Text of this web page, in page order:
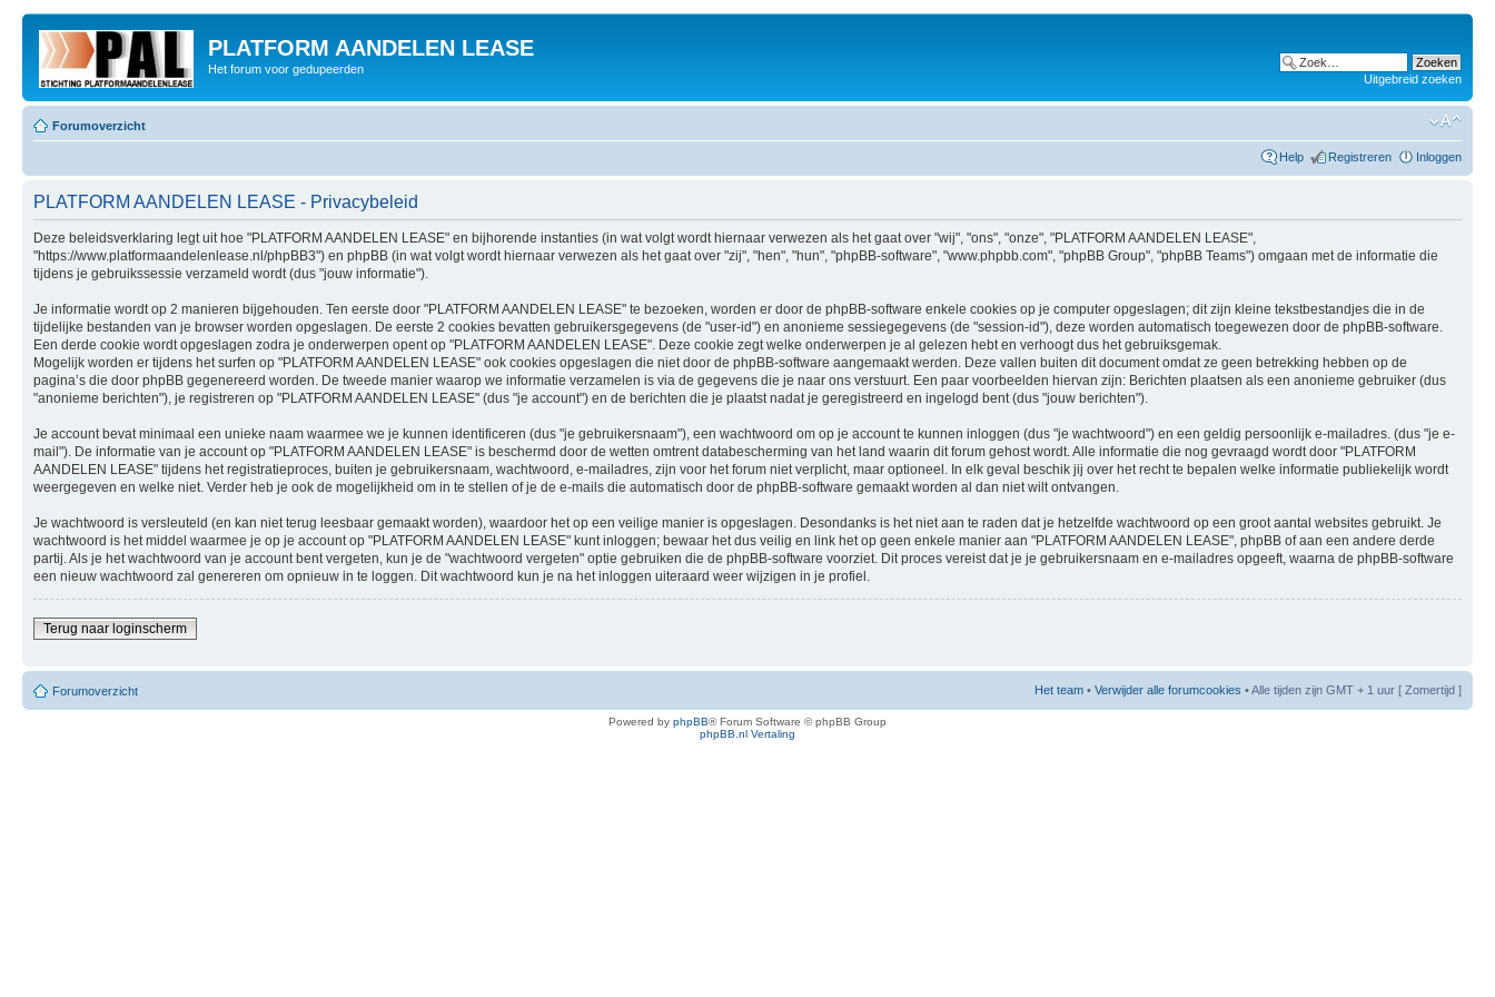
PLATFORM AANDELEN LEASE
Het forum voor gedupeerden
Uitgebreid zoeken
Forumoverzicht
Help Registreren Inloggen
PLATFORM AANDELEN LEASE - Privacybeleid
Deze beleidsverklaring legt uit hoe "PLATFORM AANDELEN LEASE" en bijhorende instanties (in wat volgt wordt hiernaar verwezen als het gaat over "wij", "ons", "onze", "PLATFORM AANDELEN LEASE",
"https://www.platformaandelenlease.nl/phpBB3") en phpBB (in wat volgt wordt hiernaar verwezen als het gaat over "zij", "hen", "hun", "phpBB-software", "www.phpbb.com", "phpBB Group", "phpBB Teams") omgaan met de informatie die
tijdens je gebruikssessie verzameld wordt (dus "jouw informatie").
Je informatie wordt op 2 manieren bijgehouden. Ten eerste door "PLATFORM AANDELEN LEASE" te bezoeken, worden er door de phpBB-software enkele cookies op je computer opgeslagen; dit zijn kleine tekstbestandjes die in de
tijdelijke bestanden van je browser worden opgeslagen. De eerste 2 cookies bevatten gebruikersgegevens (de "user-id") en anonieme sessiegegevens (de "session-id"), deze worden automatisch toegewezen door de phpBB-software.
Een derde cookie wordt opgeslagen zodra je onderwerpen opent op "PLATFORM AANDELEN LEASE". Deze cookie zegt welke onderwerpen je al gelezen hebt en verhoogt dus het gebruiksgemak.
Mogelijk worden er tijdens het surfen op "PLATFORM AANDELEN LEASE" ook cookies opgeslagen die niet door de phpBB-software aangemaakt werden. Deze vallen buiten dit document omdat ze geen betrekking hebben op de
pagina’s die door phpBB gegenereerd worden. De tweede manier waarop we informatie verzamelen is via de gegevens die je naar ons verstuurt. Een paar voorbeelden hiervan zijn: Berichten plaatsen als een anonieme gebruiker (dus
"anonieme berichten"), je registreren op "PLATFORM AANDELEN LEASE" (dus "je account") en de berichten die je plaatst nadat je geregistreerd en ingelogd bent (dus "jouw berichten").
Je account bevat minimaal een unieke naam waarmee we je kunnen identificeren (dus "je gebruikersnaam"), een wachtwoord om op je account te kunnen inloggen (dus "je wachtwoord") en een geldig persoonlijk e-mailadres. (dus "je e-
mail"). De informatie van je account op "PLATFORM AANDELEN LEASE" is beschermd door de wetten omtrent databescherming van het land waarin dit forum gehost wordt. Alle informatie die nog gevraagd wordt door "PLATFORM
AANDELEN LEASE" tijdens het registratieproces, buiten je gebruikersnaam, wachtwoord, e-mailadres, zijn voor het forum niet verplicht, maar optioneel. In elk geval beschik jij over het recht te bepalen welke informatie publiekelijk wordt
weergegeven en welke niet. Verder heb je ook de mogelijkheid om in te stellen of je de e-mails die automatisch door de phpBB-software gemaakt worden al dan niet wilt ontvangen.
Je wachtwoord is versleuteld (en kan niet terug leesbaar gemaakt worden), waardoor het op een veilige manier is opgeslagen. Desondanks is het niet aan te raden dat je hetzelfde wachtwoord op een groot aantal websites gebruikt. Je
wachtwoord is het middel waarmee je op je account op "PLATFORM AANDELEN LEASE" kunt inloggen; bewaar het dus veilig en link het op geen enkele manier aan "PLATFORM AANDELEN LEASE", phpBB of aan een andere derde
partij. Als je het wachtwoord van je account bent vergeten, kun je de "wachtwoord vergeten" optie gebruiken die de phpBB-software voorziet. Dit proces vereist dat je je gebruikersnaam en e-mailadres opgeeft, waarna de phpBB-software
een nieuw wachtwoord zal genereren om opnieuw in te loggen. Dit wachtwoord kun je na het inloggen uiteraard weer wijzigen in je profiel.
Terug naar loginscherm
Forumoverzicht Het team • Verwijder alle forumcookies • Alle tijden zijn GMT + 1 uur [ Zomertijd ]
Powered by phpBB® Forum Software © phpBB Group
phpBB.nl Vertaling